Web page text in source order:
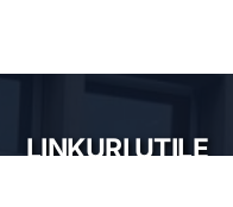
LINKURI UTILE